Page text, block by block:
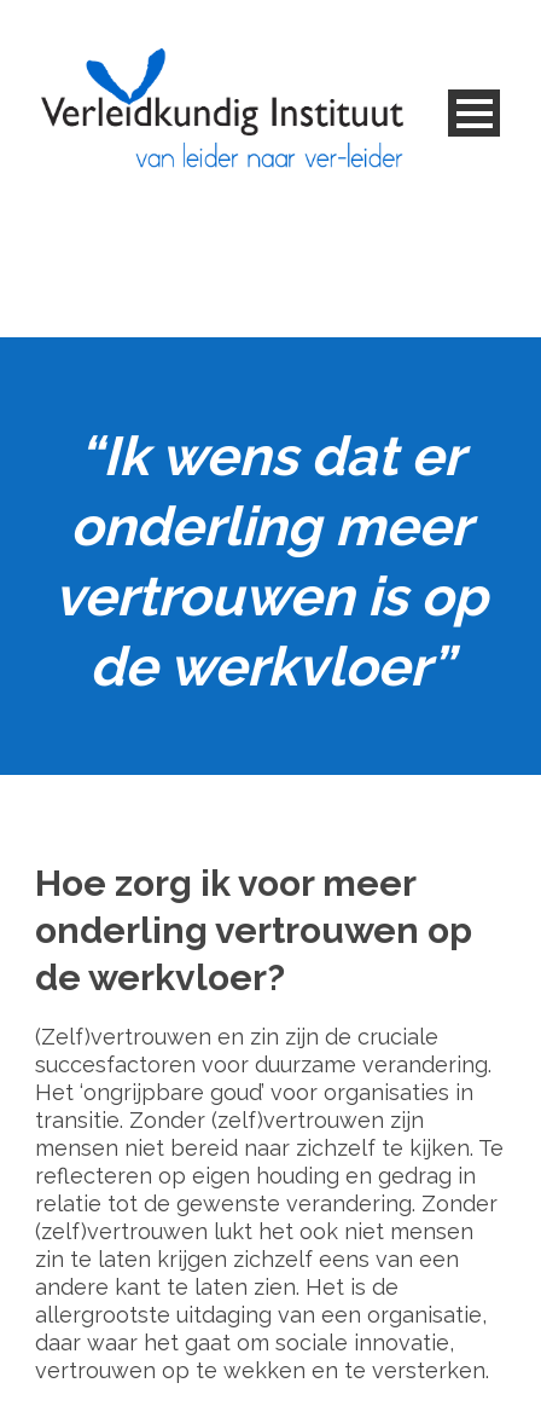
“Ik wens dat er
onderling meer
vertrouwen is op
de werkvloer”
Hoe zorg ik voor meer
onderling vertrouwen op
de werkvloer?
(Zelf)vertrouwen en zin zijn de cruciale
succesfactoren voor duurzame verandering.
Het ‘ongrijpbare goud’ voor organisaties in
transitie. Zonder (zelf)vertrouwen zijn
mensen niet bereid naar zichzelf te kijken. Te
reflecteren op eigen houding en gedrag in
relatie tot de gewenste verandering. Zonder
(zelf)vertrouwen lukt het ook niet mensen
zin te laten krijgen zichzelf eens van een
andere kant te laten zien. Het is de
allergrootste uitdaging van een organisatie,
daar waar het gaat om sociale innovatie,
vertrouwen op te wekken en te versterken.